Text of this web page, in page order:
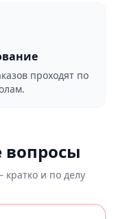
проходят по
вопросы
и по делу